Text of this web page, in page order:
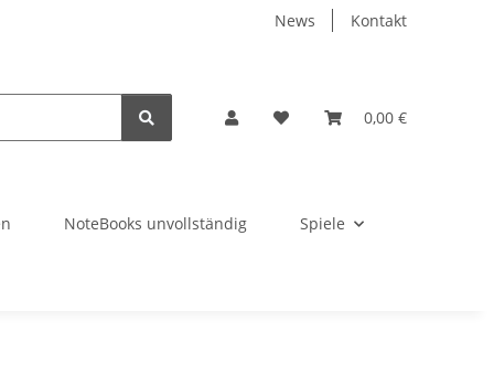
News Kontakt
0,00 €
NoteBooks unvollständig Spiele